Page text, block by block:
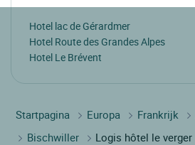
Hotel lac de Gérardmer
Hotel Route des Grandes Alpes
Hotel Le Brévent
Startpagina Europa Frankrijk
Bischwiller
Logis hôtel le verger